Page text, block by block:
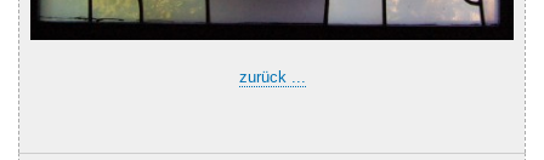
zurück ...